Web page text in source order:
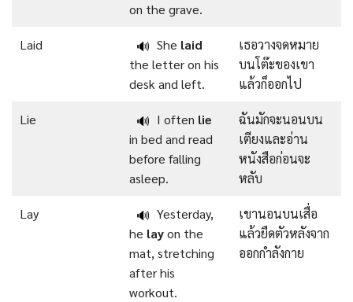
on the grave.
Laid 🔊 She laid
the letter on his
desk and left.
เธอวางจดหมาย
บนโต๊ะของเขา
แล้วก็ออกไป
Lie 🔊 I often lie
in bed and read
before falling
asleep.
ฉันมักจะนอนบน
เตียงและอ่าน
หนังสือก่อนจะ
หลับ
Lay 🔊 Yesterday,
he layon the
mat, stretching
after his
workout.
เขานอนบนเสื่อ
แล้วยืดตัวหลังจาก
ออกกำลังกาย